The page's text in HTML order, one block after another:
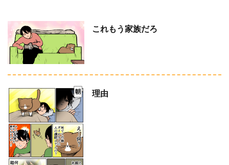
これもう家族だろ
理由